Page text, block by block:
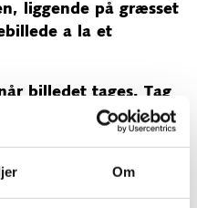
Om
liggende på græsset
a la et
billedet tages. Tag
eller går rundt på
portrætbilleder.
så man kan se
tæt på.